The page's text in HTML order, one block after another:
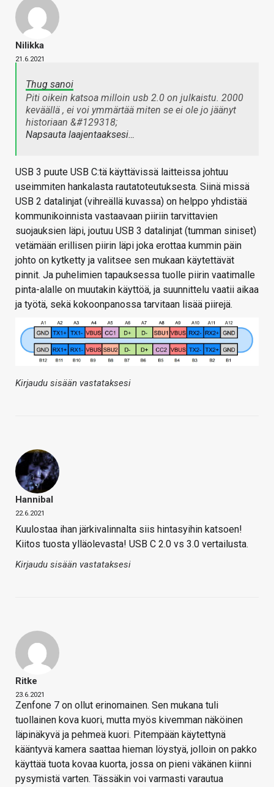
Nilikka
21.6.2021
Thug sanoi
Piti oikein katsoa milloin usb 2.0 on julkaistu. 2000
keväällä , ei voi ymmärtää miten se ei ole jo jäänyt
historiaan &#129318;
Napsauta laajentaaksesi…
USB 3 puute USB C:tä käyttävissä laitteissa johtuu
useimmiten hankalasta rautatoteutuksesta. Siinä missä
USB 2 datalinjat (vihreällä kuvassa) on helppo yhdistää
kommunikoinnista vastaavaan piiriin tarvittavien
suojauksien läpi, joutuu USB 3 datalinjat (tumman siniset)
vetämään erillisen piirin läpi joka erottaa kummin päin
johto on kytketty ja valitsee sen mukaan käytettävät
pinnit. Ja puhelimien tapauksessa tuolle piirin vaatimalle
pinta-alalle on muutakin käyttöä, ja suunnittelu vaatii aikaa
ja työtä, sekä kokoonpanossa tarvitaan lisää piirejä.
Kirjaudu sisään vastataksesi
Hannibal
22.6.2021
Kuulostaa ihan järkivalinnalta siis hintasyihin katsoen!
Kiitos tuosta ylläolevasta! USB C 2.0 vs 3.0 vertailusta.
Kirjaudu sisään vastataksesi
Ritke
23.6.2021
Zenfone 7 on ollut erinomainen. Sen mukana tuli
tuollainen kova kuori, mutta myös kivemman näköinen
läpinäkyvä ja pehmeä kuori. Pitempään käytettynä
kääntyvä kamera saattaa hieman löystyä, jolloin on pakko
käyttää tuota kovaa kuorta, jossa on pieni väkänen kiinni
pysymistä varten. Tässäkin voi varmasti varautua